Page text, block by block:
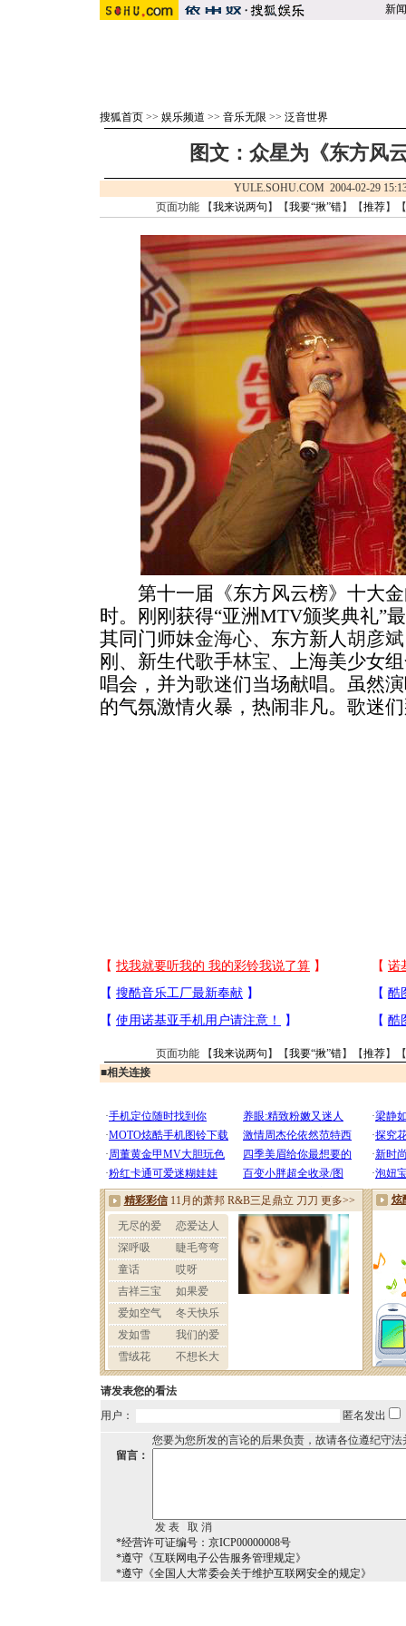
新闻
搜狐首页 >> 娱乐频道 >> 音乐无限 >> 泛音世界
图文：众星为《东方风
YULE.SOHU.COM 2004-02-29
页面功能 【我来说两句 】【我要“揪”错】【推荐】
第十一届《东方风云榜》十大金
时。刚刚获得“亚洲MTV颁奖典礼”
其同门师妹金海心、东方新人胡彦斌
刚、新生代歌手林宝、上海美少女
唱会，并为歌迷们当场献唱。虽然
的气氛激情火暴，热闹非凡。歌迷
页面功能 【我来说两句 】【我要“揪”错】【推荐】
■相关连接
请发表您的看法
用户：
匿名发出
您要为您所发的言论的后果负责，故请各位遵纪守
留言：
*经营许可证编号：京ICP00000008号
*遵守《互联网电子公告服务管理规定》
*遵守《全国人大常委会关于维护互联网安全的规定》